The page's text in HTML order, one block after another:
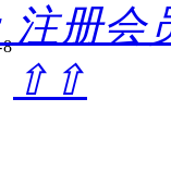
注册会
⇧⇧
8